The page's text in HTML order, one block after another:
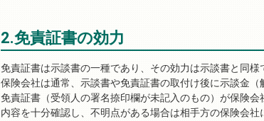
2.免責証書の効力
免責証書は示談書の一種であり、その効力は示談書と同様
保険会社は通常、示談書や免責証書の取付け後に示談金（
免責証書（受領人の署名捺印欄が未記入のもの）が保険
内容を十分確認し、不明点がある場合は相手方の保険会